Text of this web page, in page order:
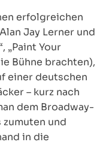
erfolgreichen
Jay Lerner und
„Paint Your
Bühne brachten),
einer deutschen
– kurz nach
dem Broadway-
und
in die